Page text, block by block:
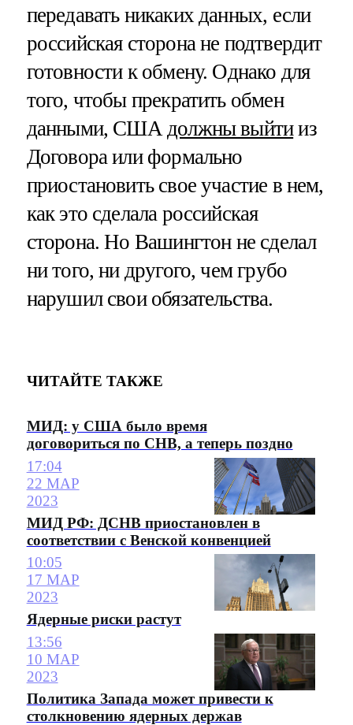
передавать никаких данных, если
российская сторона не подтвердит
готовности к обмену. Однако для
того, чтобы прекратить обмен
данными, СШАдолжны выйтииз
Договора или формально
приостановить свое участие в нем,
как это сделала российская
сторона. Но Вашингтон не сделал
ни того, ни другого, чем грубо
нарушил свои обязательства.
ЧИТАЙТЕ ТАКЖЕ
МИД: у США было время
договориться по СНВ, а теперь поздно
17:04
22 МАР
2023
МИД РФ: ДСНВ приостановлен в
соответствии с Венской конвенцией
10:05
17 МАР
2023
Ядерные риски растут
13:56
10 МАР
2023
Политика Запада может привести к
столкновению ядерных держав